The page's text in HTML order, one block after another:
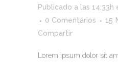
Publicado a las 14:33h
0 Comentarios
15
Compartir
Lorem ipsum dolor sit